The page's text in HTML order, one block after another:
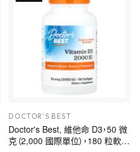
DOCTOR'S BEST
Doctor's Best, 維他命 D3，50 微
克（2,000 國際單位），180 粒軟凝